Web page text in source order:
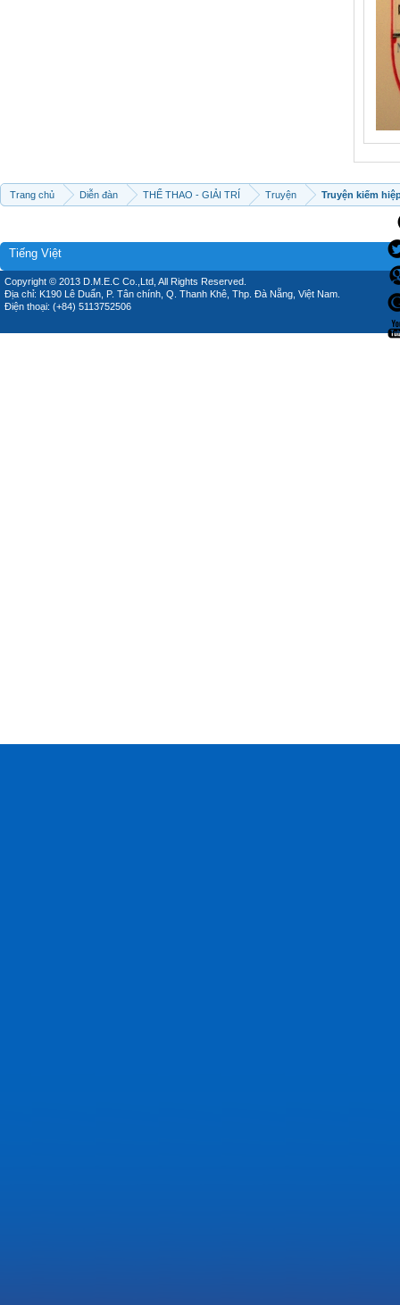
Trang chủ Diễn đàn THỂ THAO - GIẢI TRÍ Truyện Truyện kiếm
Tiếng Việt
Copyright © 2013 D.M.E.C Co.,Ltd, All Rights Reserved.
Địa chỉ: K190 Lê Duẩn, P. Tân chính, Q. Thanh Khê, Thp. Đà Nẵng, Việt Nam.
Điện thoại: (+84) 5113752506